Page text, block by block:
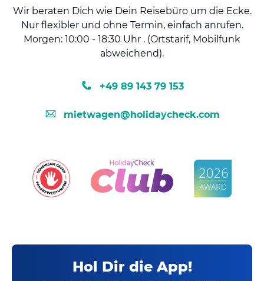
Wir beraten Dich wie Dein Reisebüro um die Ecke.
Nur flexibler und ohne Termin, einfach anrufen.
Morgen: 10:00 - 18:30 Uhr . (Ortstarif, Mobilfunk
abweichend).
+49 89 143 79 153
mietwagen@holidaycheck.com
Hol Dir die App!